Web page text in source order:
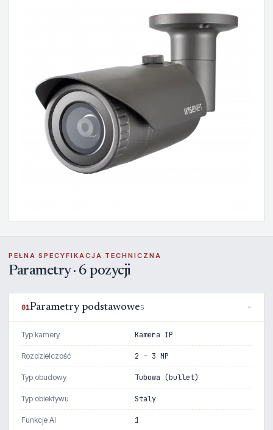
PEŁNA SPECYFIKACJA TECHNICZNA
Parametry · 6 pozycji
01Parametry podstawowe5
Typ kamery Kamera IP
Rozdzielczość 2 - 3 MP
Typ obudowy Tubowa (bullet)
Typ obiektywu Staly
Funkcje AI 1